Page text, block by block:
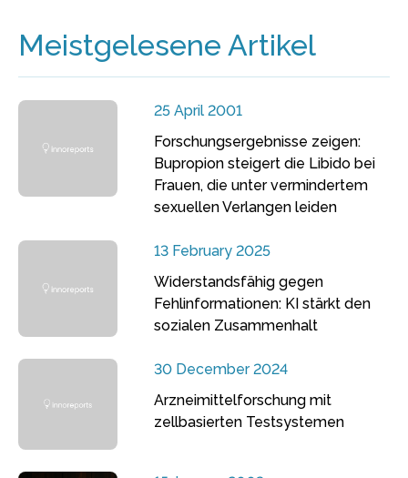
Meistgelesene Artikel
25 April 2001
Forschungsergebnisse zeigen:
Bupropion steigert die Libido bei
Frauen, die unter vermindertem
sexuellen Verlangen leiden
13 February 2025
Widerstandsfähig gegen
Fehlinformationen: KI stärkt den
sozialen Zusammenhalt
30 December 2024
Arzneimittelforschung mit
zellbasierten Testsystemen